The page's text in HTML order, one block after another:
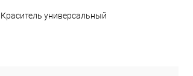
Краситель универсальный